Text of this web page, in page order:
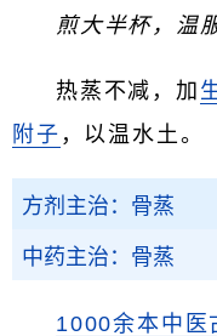
煎大半杯，温
热蒸不减，加
附子 ，以温水土。
方剂主治：骨蒸
中药主治：骨蒸
1000余本中医